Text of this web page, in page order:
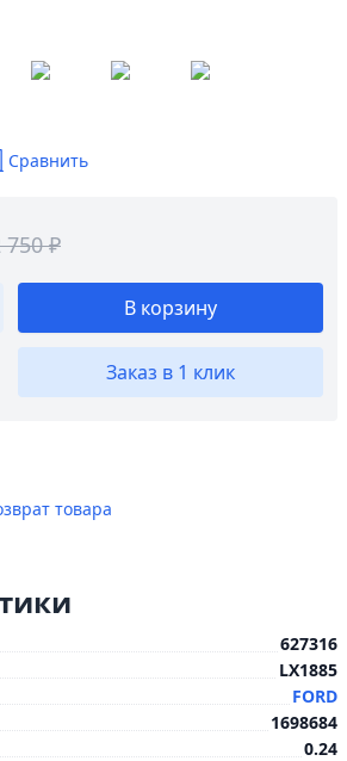
Сравнить
750 ₽
В корзину
Заказ в 1 клик
товара
627316
LX1885
FORD
1698684
0.24